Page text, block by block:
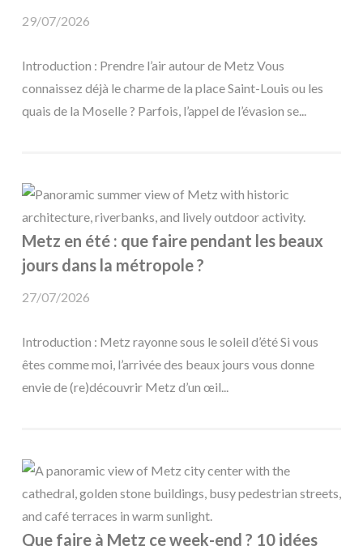
29/07/2026
Introduction : Prendre l’air autour de Metz Vous
connaissez déjà le charme de la place Saint-Louis ou les
quais de la Moselle ? Parfois, l’appel de l’évasion se...
Metz en été : que faire pendant les beaux
jours dans la métropole ?
27/07/2026
Introduction : Metz rayonne sous le soleil d’été Si vous
êtes comme moi, l’arrivée des beaux jours vous donne
envie de (re)découvrir Metz d’un œil...
Que faire à Metz ce week-end ? 10 idées